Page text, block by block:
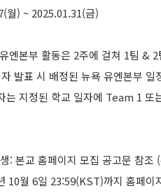
월) ~ 2025.01.31(금)
엔본부 활동은 2주에 걸쳐 1팀 &
발표 시 배정된 뉴욕 유엔본부 일
는 지정된 학교 일자에 Team 1
: 본교 홈페이지 모집 공고문 참조
10월 6일 23:59(KST)까지 홈페이